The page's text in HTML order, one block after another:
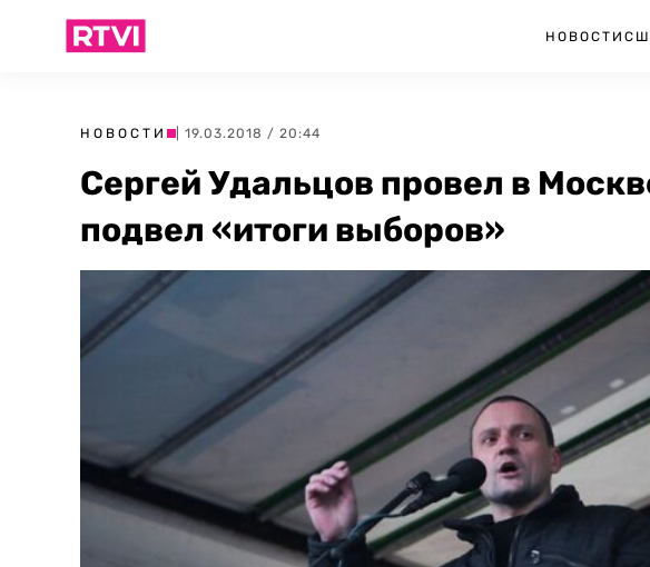
НОВОСТИ
НОВОСТИ | 19.03.2018 / 20:44
Сергей Удальцов провел в
подвел «итоги выборов»